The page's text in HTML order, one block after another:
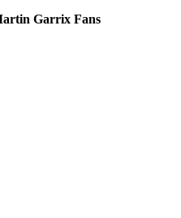
Garrix Fans